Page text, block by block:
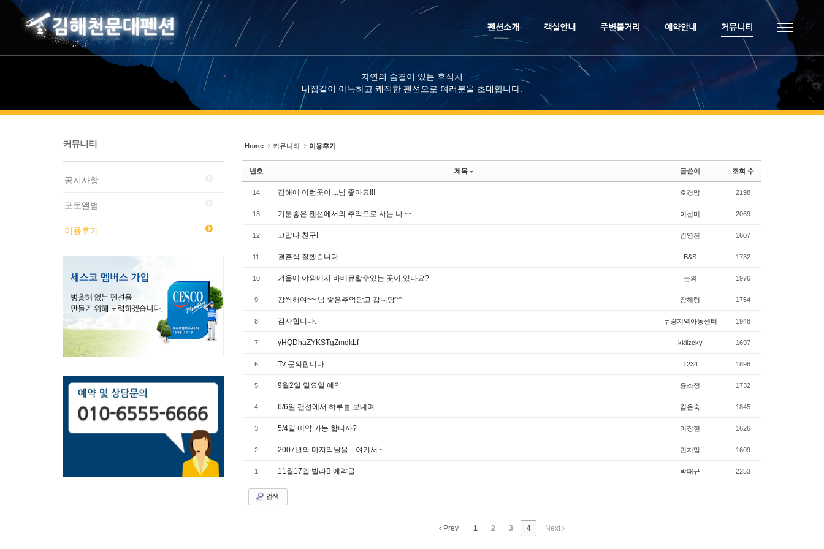
메뉴 건너뛰기
펜션소개
객실안내 주변볼거리 예약안내 커뮤니티
자연의 숨결이 있는 휴식처
내집같이 아늑하고 쾌적한 펜션으로 여러분을 초대합니다.
커뮤니티
공지사항
포토앨범
이용후기
Home 커뮤니티 이용후기
번호 제목 글쓴이 조회 수
14 김해에 이런곳이....넘 좋아요!!! 호경맘 2198
13 기분좋은 펜션에서의 추억으로 사는 나~~ 이선미 2069
12 고맙다 친구! 김영진 1607
11 결혼식 잘했습니다.. B&S 1732
10 겨울에 야외에서 바베큐할수있는 곳이 있나요? 문의 1976
9 감쏴해여~~ 넘 좋은추억담고 갑니당^^ 장혜령 1754
8 감사합니다. 두량지역아동센터 1948
7 yHQDhaZYKSTgZmdkLf kkiizcky 1697
6 Tv 문의합니다 1234 1896
5 9월2일 일요일 예약 윤소정 1732
4 6/6일 팬션에서 하루를 보내며 김은숙 1845
3 5/4일 예약 가능 합니까? 이창현 1626
2 2007년의 마지막날을....여기서~ 민지맘 1609
1 11월17일 빌라B 예약글 박태규 2253
검색
Prev 1 2 3 4 Next
Sketchbook5, 스케치북5
Sketchbook5, 스케치북5